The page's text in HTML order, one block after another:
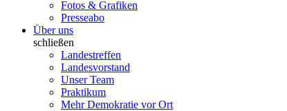
Fotos & Grafiken
Presseabo
Über uns
schließen
Landestreffen
Landesvorstand
Unser Team
Praktikum
Mehr Demokratie vor Ort